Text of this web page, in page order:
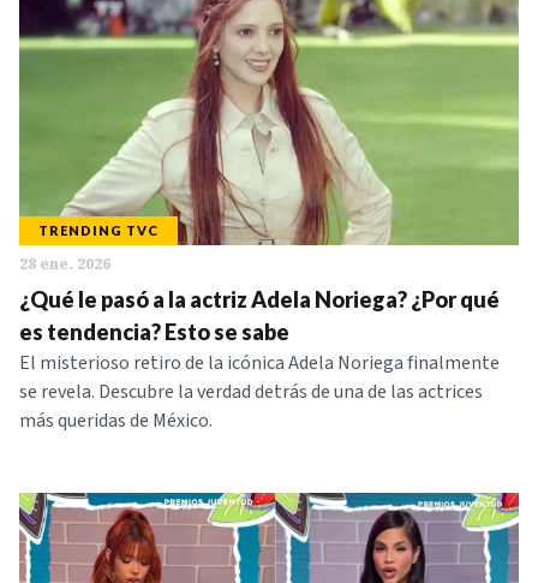
TRENDING TVC
28 ene. 2026
¿Qué le pasó a la actriz Adela Noriega? ¿Por qué
es tendencia? Esto se sabe
El misterioso retiro de la icónica Adela Noriega finalmente
se revela. Descubre la verdad detrás de una de las actrices
más queridas de México.